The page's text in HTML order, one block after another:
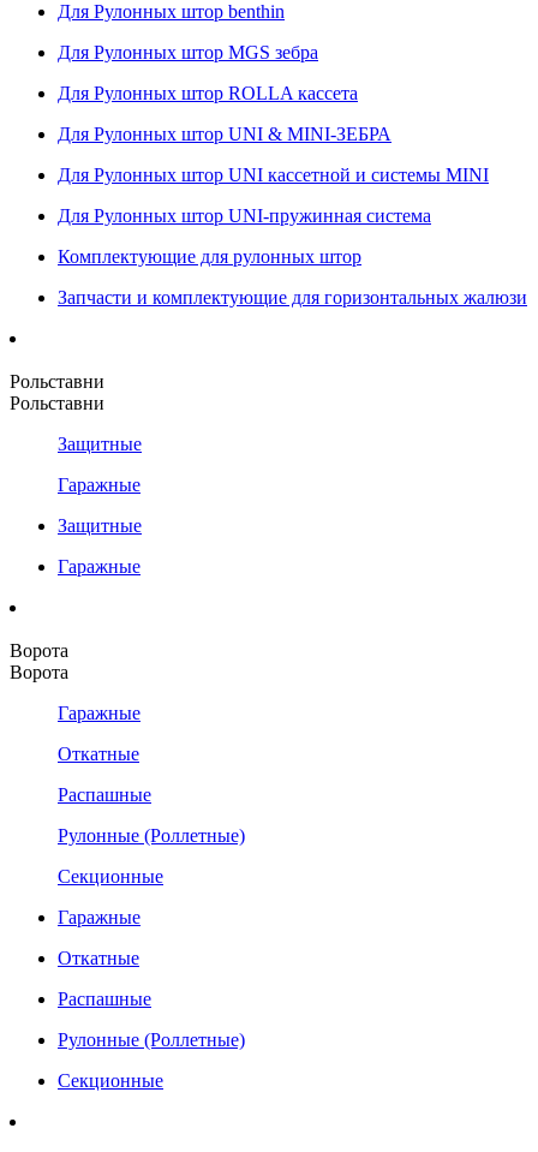
Для Рулонных штор benthin
Для Рулонных штор MGS зебра
Для Рулонных штор ROLLA кассета
Для Рулонных штор UNI & MINI-ЗЕБРА
Для Рулонных штор UNI кассетной и системы MINI
Для Рулонных штор UNI-пружинная система
Комплектующие для рулонных штор
Запчасти и комплектующие для горизонтальных жалюзи
Рольставни
Рольставни
Защитные
Гаражные
Защитные
Гаражные
Ворота
Ворота
Гаражные
Откатные
Распашные
Рулонные (Роллетные)
Секционные
Гаражные
Откатные
Распашные
Рулонные (Роллетные)
Секционные